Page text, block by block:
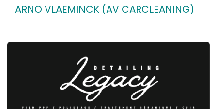
ARNO VLAEMINCK (AV CARCLEANING)